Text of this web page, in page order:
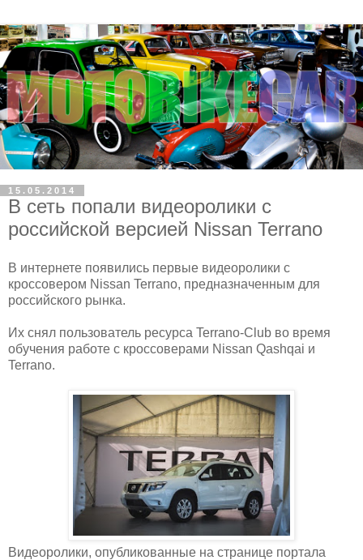
15.05.2014
В сеть попали видеоролики с
российской версией Nissan Terrano
В интернете появились первые видеоролики с
кроссовером Nissan Terrano, предназначенным для
российского рынка.
Их снял пользователь ресурса Terrano-Club во время
обучения работе с кроссоверами Nissan Qashqai и
Terrano.
Видеоролики, опубликованные на странице портала